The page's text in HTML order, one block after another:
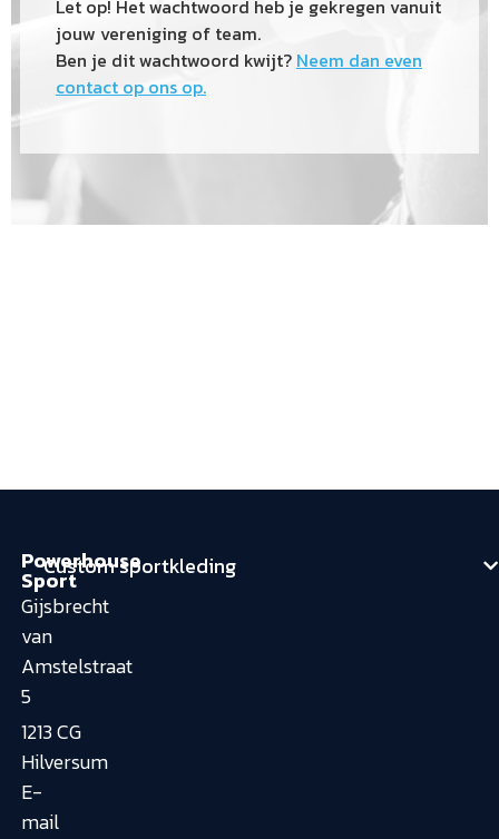
Let op! Het wachtwoord heb je gekregen vanuit
jouw vereniging of team.
Ben je dit wachtwoord kwijt? Neem dan even
contact op ons op.
Powerhouse
Sport
Gijsbrecht
van
Amstelstraat
5
1213 CG
Hilversum
E-
mail
Custom sportkleding